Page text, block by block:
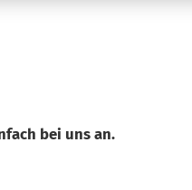
bei uns an.